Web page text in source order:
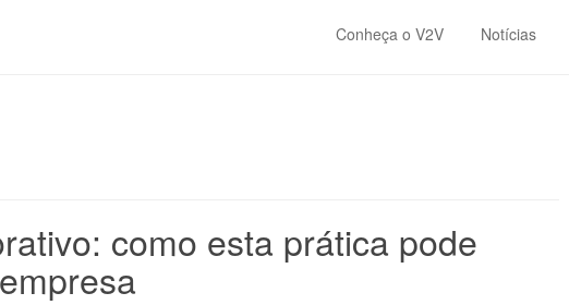
Conheça o V2V Notícias
como esta prática pode